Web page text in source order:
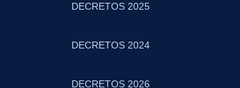
DECRETOS 2025
DECRETOS 2024
DECRETOS 2026